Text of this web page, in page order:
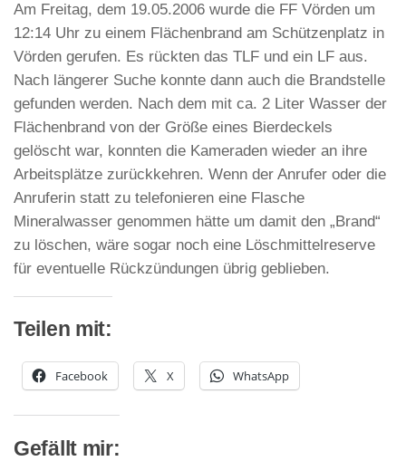
Am Freitag, dem 19.05.2006 wurde die FF Vörden um
12:14 Uhr zu einem Flächenbrand am Schützenplatz in
Vörden gerufen. Es rückten das TLF und ein LF aus.
Nach längerer Suche konnte dann auch die Brandstelle
gefunden werden. Nach dem mit ca. 2 Liter Wasser der
Flächenbrand von der Größe eines Bierdeckels
gelöscht war, konnten die Kameraden wieder an ihre
Arbeitsplätze zurückkehren. Wenn der Anrufer oder die
Anruferin statt zu telefonieren eine Flasche
Mineralwasser genommen hätte um damit den „Brand“
zu löschen, wäre sogar noch eine Löschmittelreserve
für eventuelle Rückzündungen übrig geblieben.
Teilen mit:
Facebook X WhatsApp
Gefällt mir: